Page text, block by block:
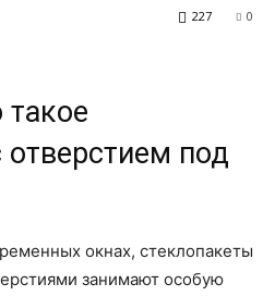
0
227
такое
отверстием под
окнах, стеклопакеты
занимают особую